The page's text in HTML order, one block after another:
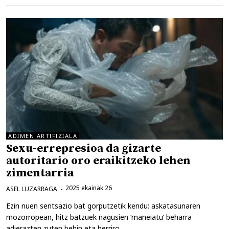
ADIMEN ARTIFIZIALA
Sexu-errepresioa da gizarte
autoritario oro eraikitzeko lehen
zimentarria
2025 ekainak 26
ASEL LUZARRAGA
Ezin nuen sentsazio bat gorputzetik kendu: askatasunaren
mozorropean, hitz batzuek nagusien ‘maneiatu’ beharra